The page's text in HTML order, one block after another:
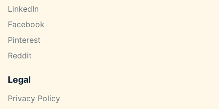
LinkedIn
Facebook
Pinterest
Reddit
Legal
Privacy Policy